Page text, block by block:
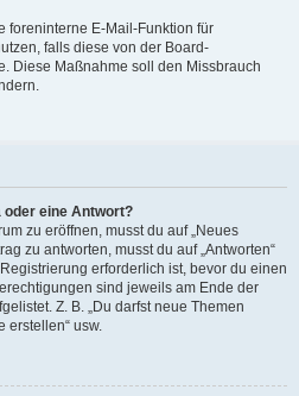
foreninterne E-Mail-Funktion für
falls diese von der Board-
Diese Maßnahme soll den Missbrauch
oder eine Antwort?
zu eröffnen, musst du auf „Neues
zu antworten, musst du auf „Antworten“
erforderlich ist, bevor du einen
sind jeweils am Ende der
Z. B. „Du darfst neue Themen
erstellen“ usw.